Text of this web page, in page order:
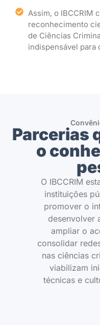
Assim, o IBCCRIM
reconhecimento
de Ciências
indispensável para
Parcerias
o
O IBCCRIM
instituições
promover o
desenvolver
ampliar o
consolidar
nas ciências
viabilizam
técnicas e